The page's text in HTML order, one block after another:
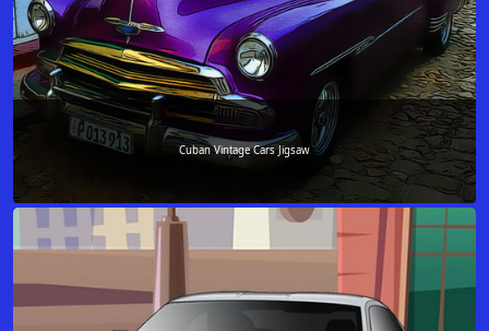
Cuban Vintage Cars Jigsaw